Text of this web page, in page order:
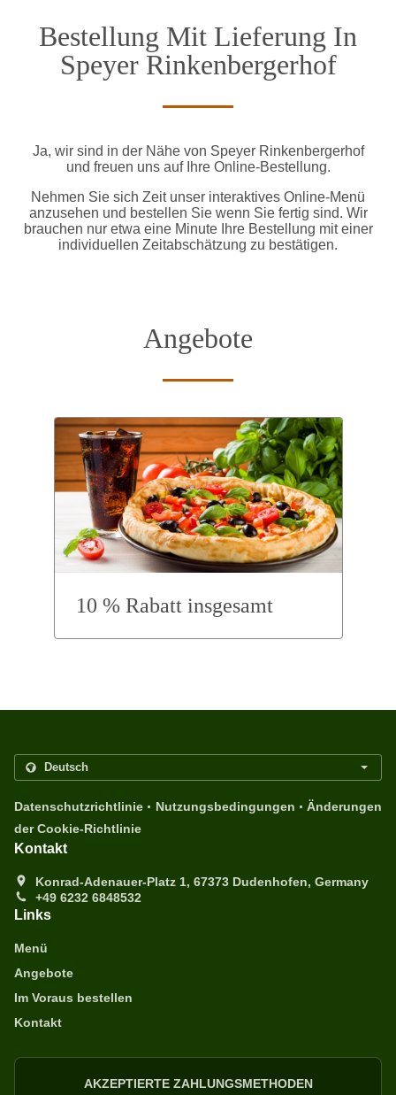
Bestellung Mit Lieferung In
Speyer Rinkenbergerhof
Ja, wir sind in der Nähe von Speyer Rinkenbergerhof
und freuen uns auf Ihre Online-Bestellung.
Nehmen Sie sich Zeit unser interaktives Online-Menü
anzusehen und bestellen Sie wenn Sie fertig sind. Wir
brauchen nur etwa eine Minute Ihre Bestellung mit einer
individuellen Zeitabschätzung zu bestätigen.
Angebote
10 % Rabatt insgesamt
Datenschutzrichtlinie . Nutzungsbedingungen . Änderungen
der Cookie-Richtlinie
Kontakt
Konrad-Adenauer-Platz 1, 67373 Dudenhofen, Germany
+49 6232 6848532
Links
Menü
Angebote
Im Voraus bestellen
Kontakt
AKZEPTIERTE ZAHLUNGSMETHODEN